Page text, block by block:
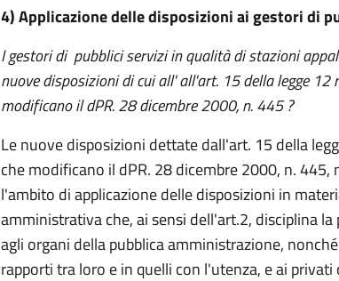
4) Applicazione delle disposizioni ai gestori di
I gestori di pubblici servizi in qualità di stazioni
nuove disposizioni di cui all' all'art. 15 della legge 12
modificano il dPR. 28 dicembre 2000, n. 445 ?
Le nuove disposizioni dettate dall'art. 15 della
che modificano il dPR. 28 dicembre 2000, n.
l'ambito di applicazione delle disposizioni in
amministrativa che, ai sensi dell'art.2, disciplina
agli organi della pubblica amministrazione,
rapporti tra loro e in quelli con l'utenza, e ai